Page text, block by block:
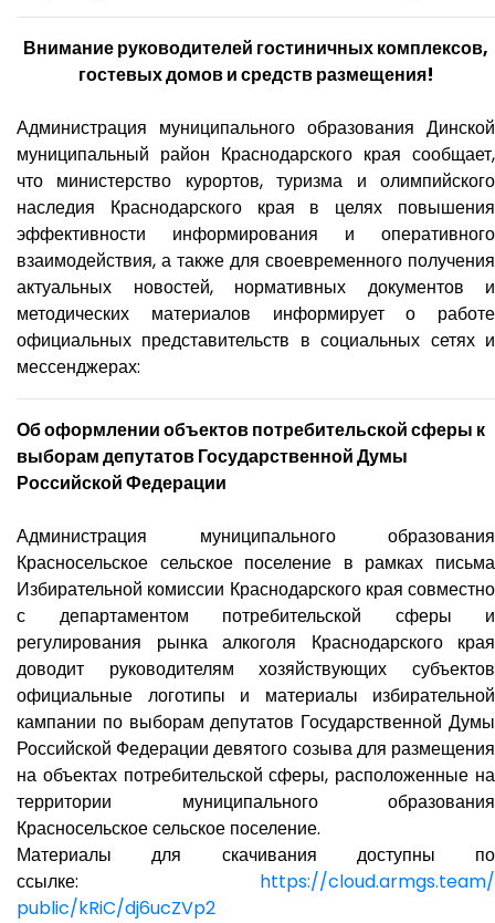
Внимание руководителей гостиничных комплексов,
гостевых домов и средств размещения!
Администрация муниципального образования Динской
муниципальный район Краснодарского края сообщает,
что министерство курортов, туризма и олимпийского
наследия Краснодарского края в целях повышения
эффективности информирования и оперативного
взаимодействия, а также для своевременного получения
актуальных новостей, нормативных документов и
методических материалов информирует о работе
официальных представительств в социальных сетях и
мессенджерах:
Об оформлении объектов потребительской сферы к
выборам депутатов Государственной Думы
Российской Федерации
Администрация муниципального образования
Красносельское сельское поселение в рамках письма
Избирательной комиссии Краснодарского края совместно
с департаментом потребительской сферы и
регулирования рынка алкоголя Краснодарского края
доводит руководителям хозяйствующих субъектов
официальные логотипы и материалы избирательной
кампании по выборам депутатов Государственной Думы
Российской Федерации девятого созыва для размещения
на объектах потребительской сферы, расположенные на
территории муниципального образования
Красносельское сельское поселение.
Материалы для скачивания доступны по
ссылке: https://cloud.armgs.team/
public/kRiC/dj6ucZVp2